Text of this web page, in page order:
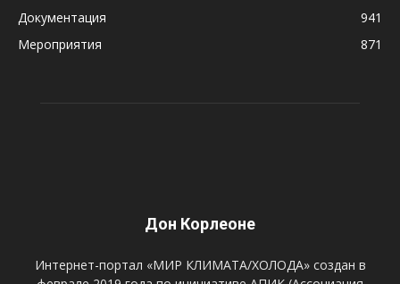
Документация
941
Мероприятия
871
Дон Корлеоне
Интернет-портал «МИР КЛИМАТА/ХОЛОДА» создан в